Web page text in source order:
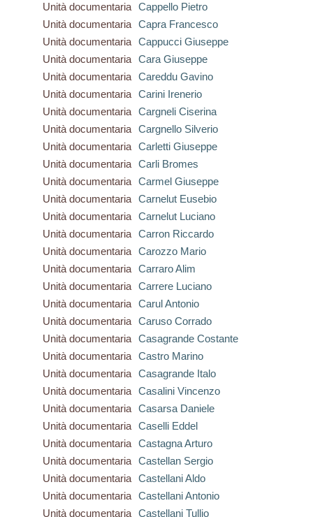
Unità documentaria Cappello Pietro
Unità documentaria Capra Francesco
Unità documentaria Cappucci Giuseppe
Unità documentaria Cara Giuseppe
Unità documentaria Careddu Gavino
Unità documentaria Carini Irenerio
Unità documentaria Cargneli Ciserina
Unità documentaria Cargnello Silverio
Unità documentaria Carletti Giuseppe
Unità documentaria Carli Bromes
Unità documentaria Carmel Giuseppe
Unità documentaria Carnelut Eusebio
Unità documentaria Carnelut Luciano
Unità documentaria Carron Riccardo
Unità documentaria Carozzo Mario
Unità documentaria Carraro Alim
Unità documentaria Carrere Luciano
Unità documentaria Carul Antonio
Unità documentaria Caruso Corrado
Unità documentaria Casagrande Costante
Unità documentaria Castro Marino
Unità documentaria Casagrande Italo
Unità documentaria Casalini Vincenzo
Unità documentaria Casarsa Daniele
Unità documentaria Caselli Eddel
Unità documentaria Castagna Arturo
Unità documentaria Castellan Sergio
Unità documentaria Castellani Aldo
Unità documentaria Castellani Antonio
Unità documentaria Castellani Tullio